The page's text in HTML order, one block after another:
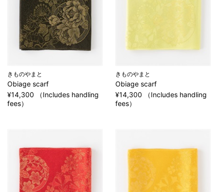
きものやまと
Obiage scarf
¥14,300 （Includes handling
fees）
きものやまと
Obiage scarf
¥14,300 （Includes handling
fees）